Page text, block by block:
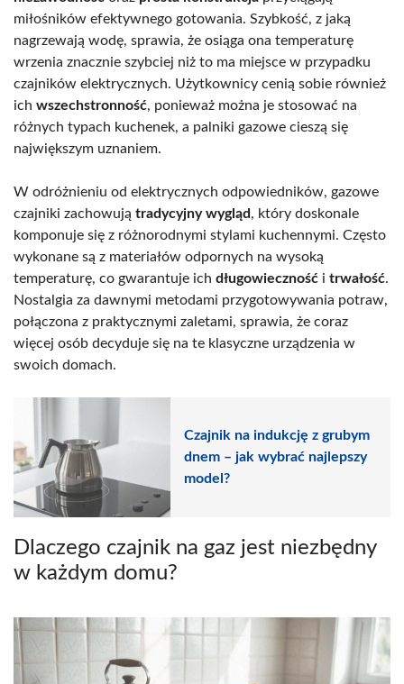
miłośników efektywnego gotowania. Szybkość, z jaką
nagrzewają wodę, sprawia, że osiąga ona temperaturę
wrzenia znacznie szybciej niż to ma miejsce w przypadku
czajników elektrycznych. Użytkownicy cenią sobie również
ich wszechstronność, ponieważ można je stosować na
różnych typach kuchenek, a palniki gazowe cieszą się
największym uznaniem.
W odróżnieniu od elektrycznych odpowiedników, gazowe
czajniki zachowują tradycyjny wygląd, który doskonale
komponuje się z różnorodnymi stylami kuchennymi. Często
wykonane są z materiałów odpornych na wysoką
temperaturę, co gwarantuje ich długowieczność i trwałość.
Nostalgia za dawnymi metodami przygotowywania potraw,
połączona z praktycznymi zaletami, sprawia, że coraz
więcej osób decyduje się na te klasyczne urządzenia w
swoich domach.
Czajnik na indukcję z grubym
dnem – jak wybrać najlepszy
model?
Dlaczego czajnik na gaz jest niezbędny
w każdym domu?